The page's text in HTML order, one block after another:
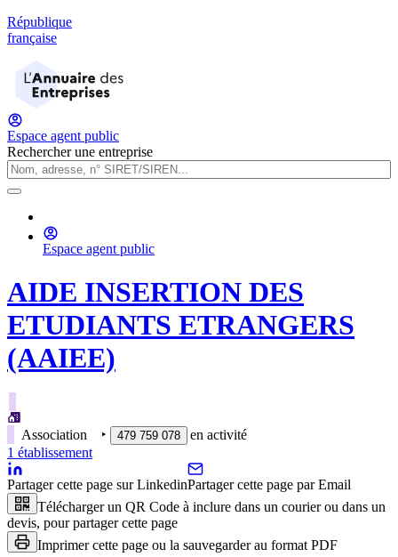
République
française
Espace agent public
Rechercher une entreprise
Espace agent public
AIDE INSERTION DES
ETUDIANTS ETRANGERS
(AAIEE)
Association ‣ 479 759 078
en activité
1 établissement
Partager cette page sur LinkedinPartager cette page par Email
Télécharger un QR Code à inclure dans un courier ou dans un
devis, pour partager cette page
Imprimer cette page ou la sauvegarder au format PDF